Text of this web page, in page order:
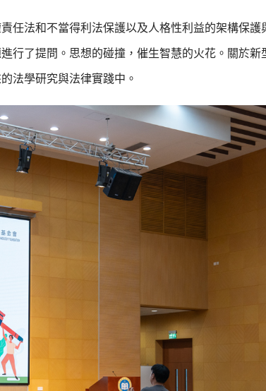
任法和不當得利法保護以及人格性利益的架構保護
行了提問。思想的碰撞，催生智慧的火花。關於新
法學研究與法律實踐中。